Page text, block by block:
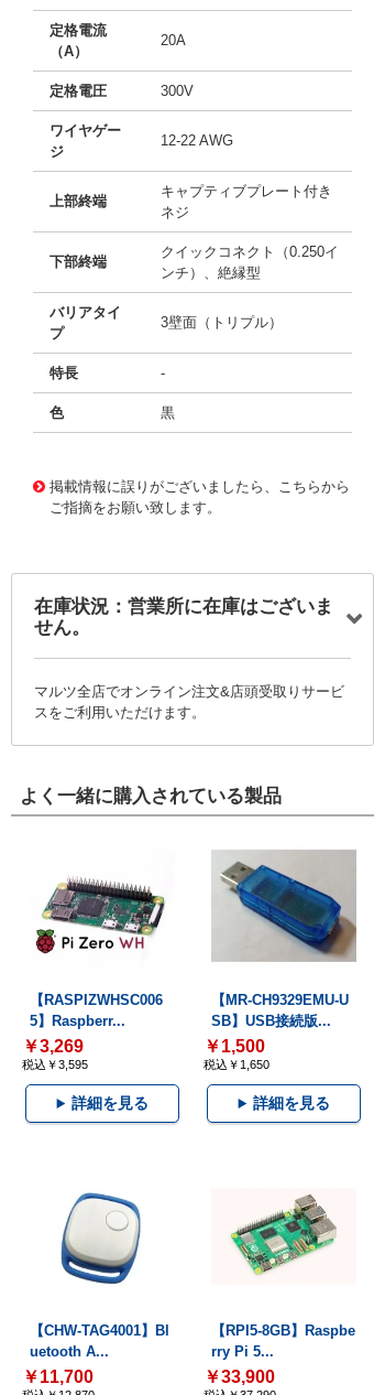
定格電流
（A）
20A
定格電圧 300V
ワイヤゲー
ジ
12-22 AWG
上部終端
キャプティブプレート付き
ネジ
下部終端
クイックコネクト（0.250イ
ンチ）、絶縁型
バリアタイ
プ
3壁面（トリプル）
特長 -
色 黒
掲載情報に誤りがございましたら、こちらから
ご指摘をお願い致します。
在庫状況：営業所に在庫はございま
せん。
マルツ全店でオンライン注文&店頭受取りサービ
スをご利用いただけます。
よく一緒に購入されている製品
【RASPIZWHSC006
5】Raspberr...
￥3,269
税込￥3,595
詳細を見る
【MR-CH9329EMU-U
SB】USB接続版...
￥1,500
税込￥1,650
詳細を見る
【CHW-TAG4001】Bl
uetooth A...
￥11,700
【RPI5-8GB】Raspbe
rry Pi 5...
￥33,900